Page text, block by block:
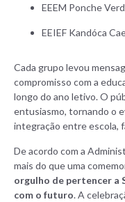
EEEM Ponche
EEIEF Kandóca
Cada grupo levou
compromisso com a
longo do ano letivo. O
entusiasmo, tornando o
integração entre escola,
De acordo com a
mais do que uma
orgulho de pertencer a
com o futuro. A